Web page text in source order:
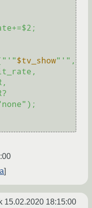
"$tv_show" '",
15.02.2020 18:15:00